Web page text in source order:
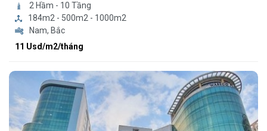
2 Hầm - 10 Tầng
184m2 - 500m2 - 1000m2
Nam, Bắc
11 Usd/m2/tháng